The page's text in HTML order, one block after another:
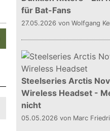
für Bat-Fans
27.05.2026 von Wolfgang
Steelseries Arctis
Wireless Headset -
nicht
05.05.2026 von Marc